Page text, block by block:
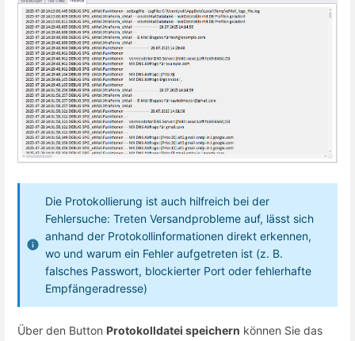
Die Protokollierung ist auch hilfreich bei der
Fehlersuche: Treten Versandprobleme auf, lässt sich
anhand der Protokollinformationen direkt erkennen,
wo und warum ein Fehler aufgetreten ist (z. B.
falsches Passwort, blockierter Port oder fehlerhafte
Empfängeradresse)
Über den Button Protokolldatei speichern können Sie das